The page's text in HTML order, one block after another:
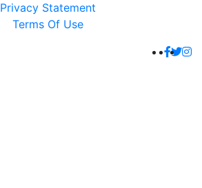
Privacy Statement
Terms Of Use